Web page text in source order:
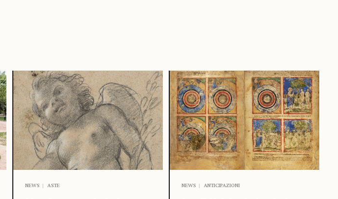
NEWS ASTE NEWS ANTICIPAZIONI